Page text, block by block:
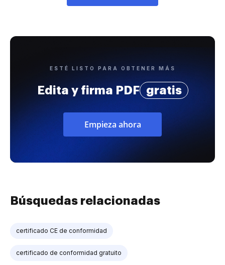
ESTÉ LISTO PARA OBTENER MÁS
Edita y firma PDF gratis
Empieza ahora
Búsquedas relacionadas
certificado CE de conformidad
certificado de conformidad gratuito